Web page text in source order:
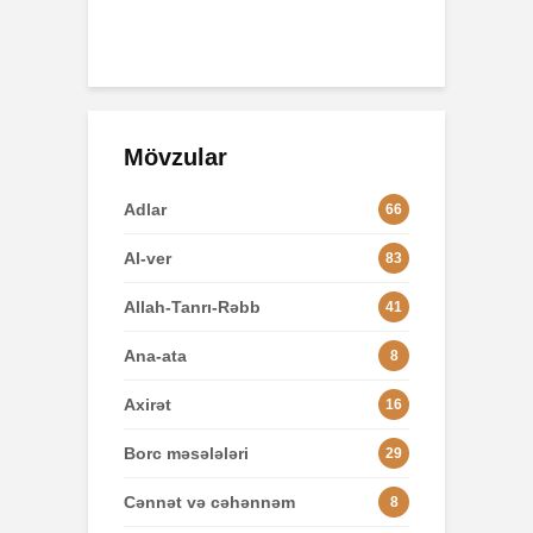
Mövzular
Adlar 66
Al-ver 83
Allah-Tanrı-Rəbb 41
Ana-ata 8
Axirət 16
Borc məsələləri 29
Cənnət və cəhənnəm 8